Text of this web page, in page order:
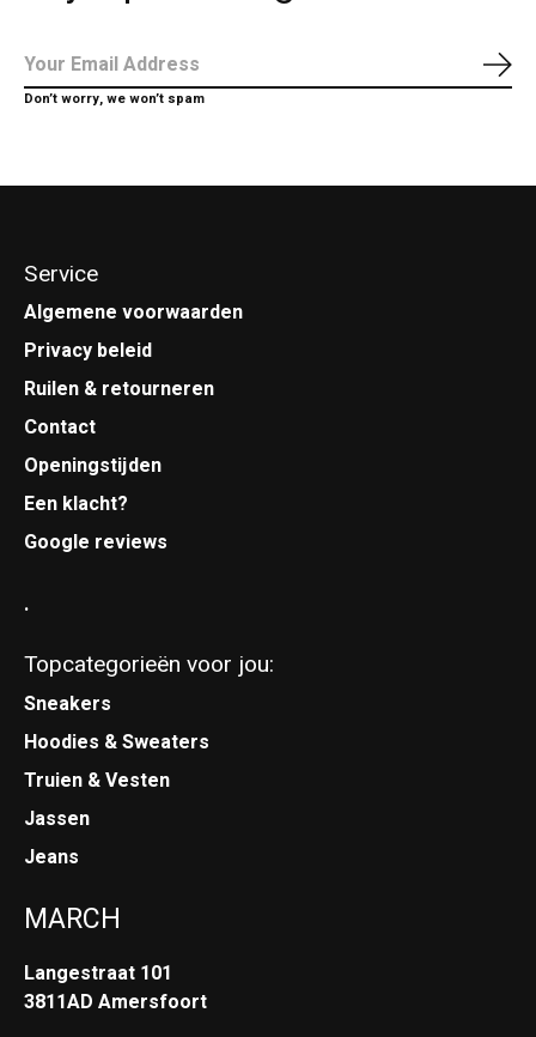
Don’t worry, we won’t spam
Service
Algemene voorwaarden
Privacy beleid
Ruilen & retourneren
Contact
Openingstijden
Een klacht?
Google reviews
.
Topcategorieën voor jou:
Sneakers
Hoodies & Sweaters
Truien & Vesten
Jassen
Jeans
MARCH
Langestraat 101
3811AD Amersfoort